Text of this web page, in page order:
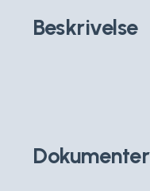
Beskrivelse
Dokumenter